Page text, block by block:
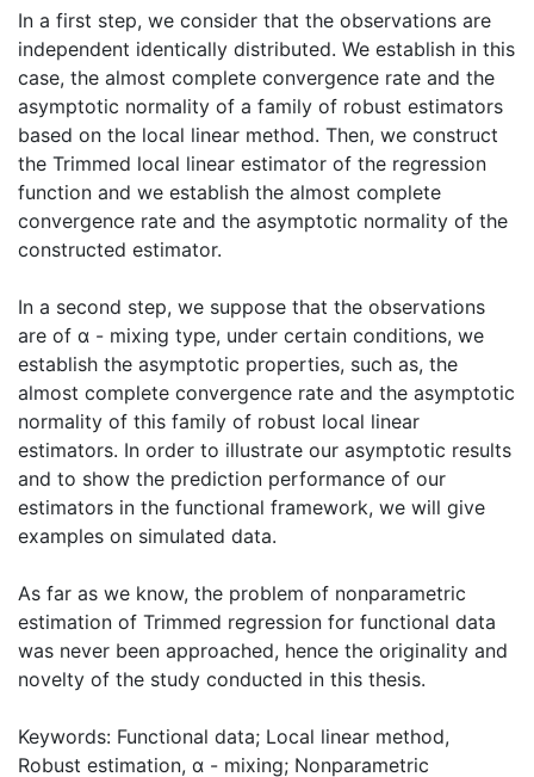
In a first step, we consider that the observations are
independent identically distributed. We establish in this
case, the almost complete convergence rate and the
asymptotic normality of a family of robust estimators
based on the local linear method. Then, we construct
the Trimmed local linear estimator of the regression
function and we establish the almost complete
convergence rate and the asymptotic normality of the
constructed estimator.
In a second step, we suppose that the observations
are of α - mixing type, under certain conditions, we
establish the asymptotic properties, such as, the
almost complete convergence rate and the asymptotic
normality of this family of robust local linear
estimators. In order to illustrate our asymptotic results
and to show the prediction performance of our
estimators in the functional framework, we will give
examples on simulated data.
As far as we know, the problem of nonparametric
estimation of Trimmed regression for functional data
was never been approached, hence the originality and
novelty of the study conducted in this thesis.
Keywords: Functional data; Local linear method,
Robust estimation, α - mixing; Nonparametric